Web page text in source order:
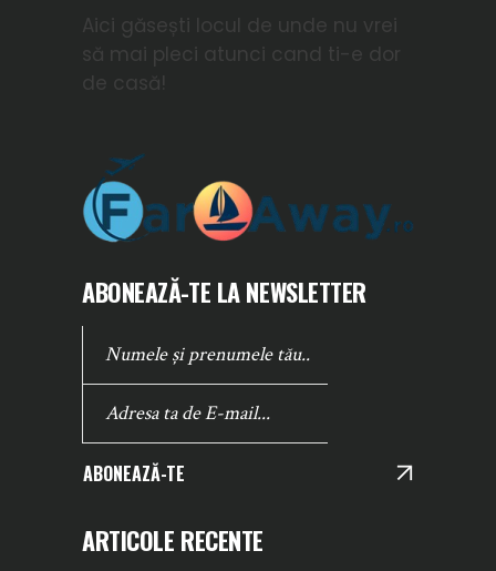
Aici găsești locul de unde nu vrei
să mai pleci atunci cand ti-e dor
de casă!
ABONEAZĂ-TE LA NEWSLETTER
ABONEAZĂ-TE
ARTICOLE RECENTE